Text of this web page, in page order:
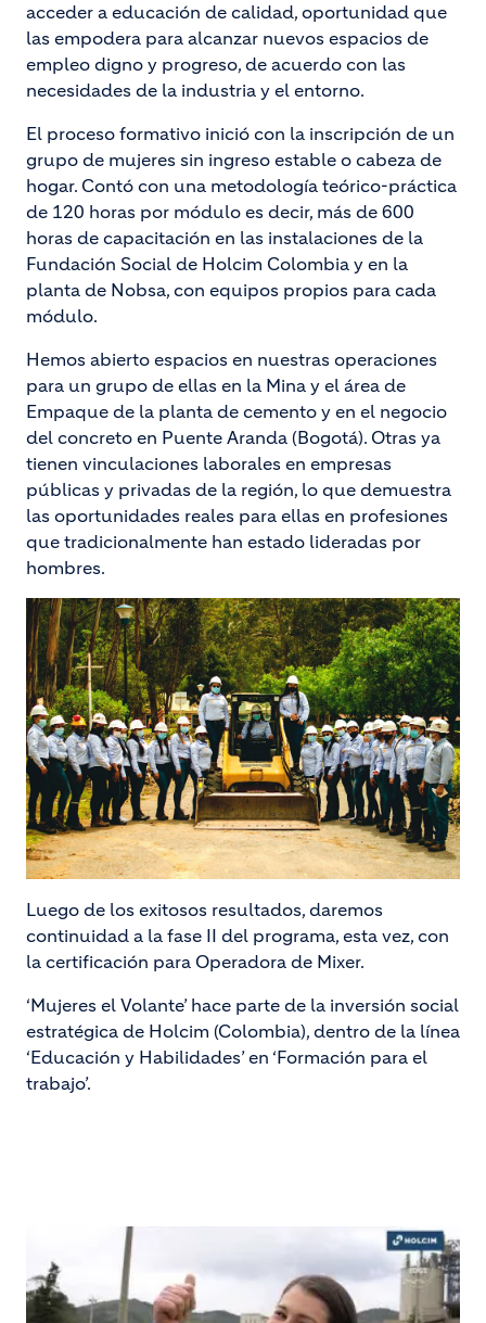
acceder a educación de calidad, oportunidad que
las empodera para alcanzar nuevos espacios de
empleo digno y progreso, de acuerdo con las
necesidades de la industria y el entorno.
El proceso formativo inició con la inscripción de un
grupo de mujeres sin ingreso estable o cabeza de
hogar. Contó con una metodología teórico-práctica
de 120 horas por módulo es decir, más de 600
horas de capacitación en las instalaciones de la
Fundación Social de Holcim Colombia y en la
planta de Nobsa, con equipos propios para cada
módulo.
Hemos abierto espacios en nuestras operaciones
para un grupo de ellas en la Mina y el área de
Empaque de la planta de cemento y en el negocio
del concreto en Puente Aranda (Bogotá). Otras ya
tienen vinculaciones laborales en empresas
públicas y privadas de la región, lo que demuestra
las oportunidades reales para ellas en profesiones
que tradicionalmente han estado lideradas por
hombres.
Image
Luego de los exitosos resultados, daremos
continuidad a la fase II del programa, esta vez, con
la certificación para Operadora de Mixer.
‘Mujeres el Volante’ hace parte de la inversión social
estratégica de Holcim (Colombia), dentro de la línea
‘Educación y Habilidades’ en ‘Formación para el
trabajo’.